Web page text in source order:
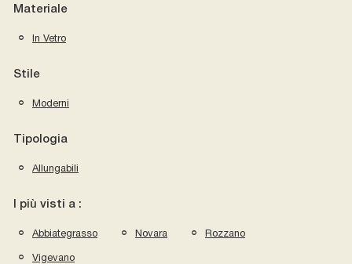
Materiale
In Vetro
Stile
Moderni
Tipologia
Allungabili
I più visti a :
Abbiategrasso Novara Rozzano
Vigevano